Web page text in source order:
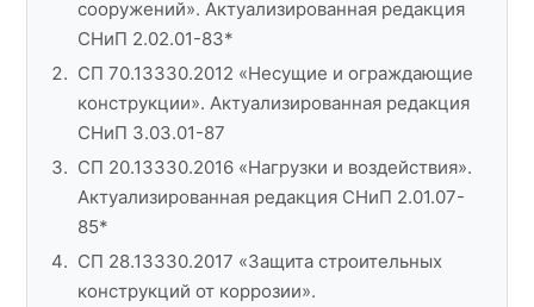
сооружений». Актуализированная редакция
СНиП 2.02.01-83*
СП 70.13330.2012 «Несущие и ограждающие
конструкции». Актуализированная редакция
СНиП 3.03.01-87
СП 20.13330.2016 «Нагрузки и воздействия».
Актуализированная редакция СНиП 2.01.07-
85*
СП 28.13330.2017 «Защита строительных
конструкций от коррозии».